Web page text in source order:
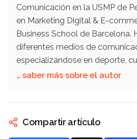
Comunicación en la USMP de
en Marketing Digital & E-
Business School de Barcelona.
diferentes medios de
especializándose en deporte,
… saber más sobre el autor
Compartir artículo